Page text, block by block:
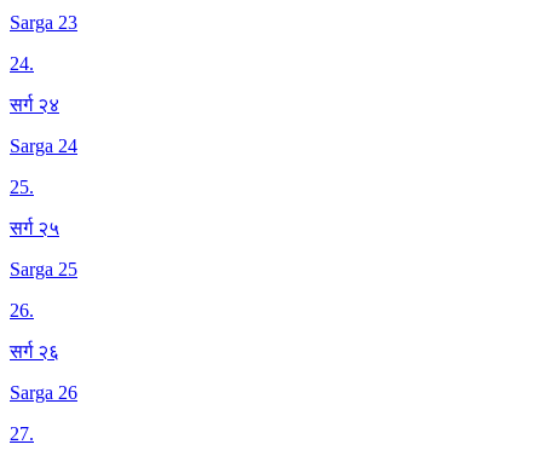
Sarga 23
24.
सर्ग २४
Sarga 24
25.
सर्ग २५
Sarga 25
26.
सर्ग २६
Sarga 26
27.